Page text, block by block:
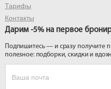
Тарифы
Контакты
Дарим -5% на первое
Подпишитесь — и сразу получите
полезное: подборки, скидки и